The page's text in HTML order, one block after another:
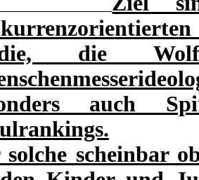
die
auch
scheinbar